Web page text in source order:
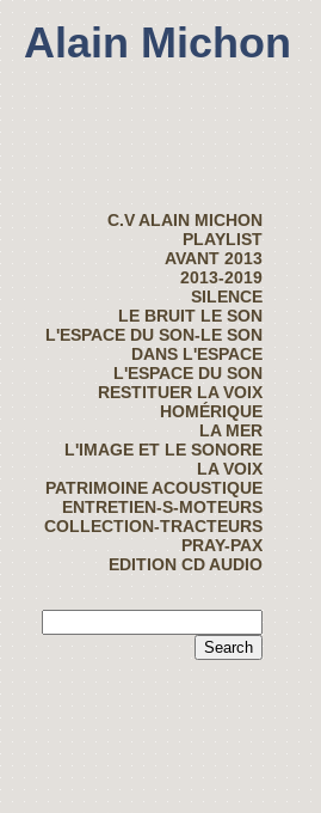
Alain Michon
C.V ALAIN MICHON
PLAYLIST
AVANT 2013
2013-2019
SILENCE
LE BRUIT LE SON
L'ESPACE DU SON-LE SON
DANS L'ESPACE
L'ESPACE DU SON
RESTITUER LA VOIX
HOMÉRIQUE
LA MER
L'IMAGE ET LE SONORE
LA VOIX
PATRIMOINE ACOUSTIQUE
ENTRETIEN-S-MOTEURS
COLLECTION-TRACTEURS
PRAY-PAX
EDITION CD AUDIO